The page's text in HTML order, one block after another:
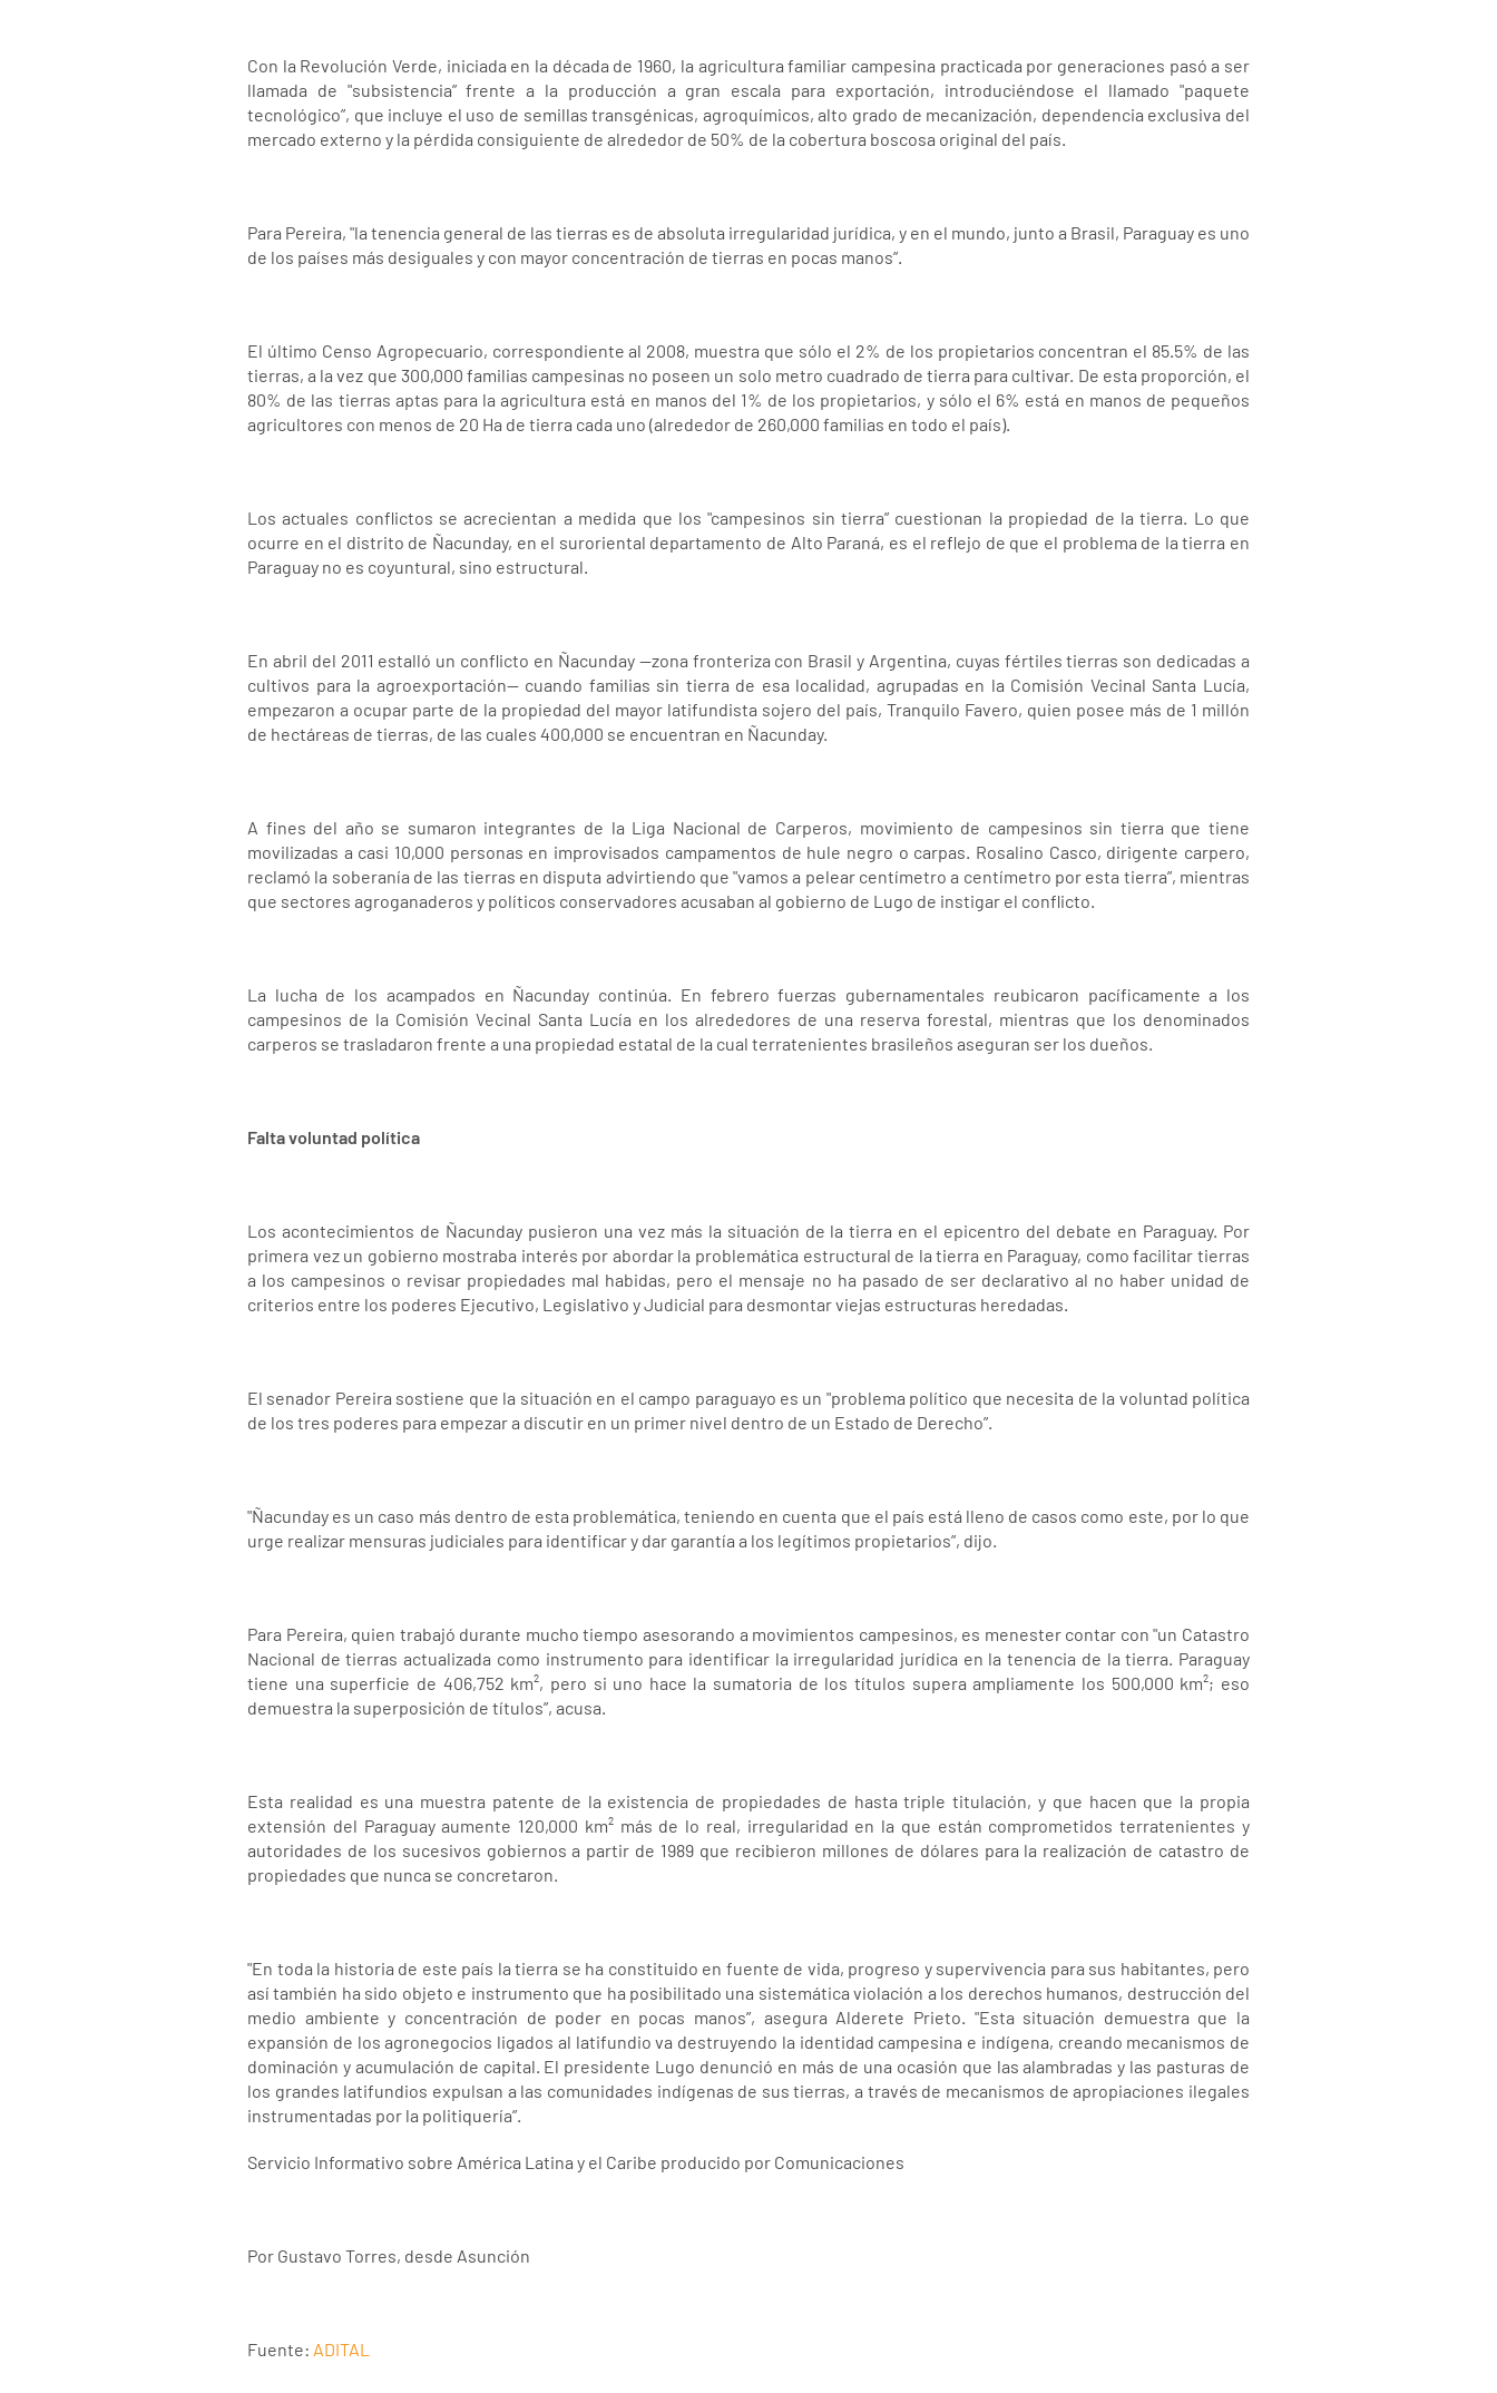
Con la Revolución Verde, iniciada en la década de 1960, la agricultura familiar campesina practicada por generaciones pasó a ser
llamada de "subsistencia” frente a la producción a gran escala para exportación, introduciéndose el llamado "paquete
tecnológico”, que incluye el uso de semillas transgénicas, agroquímicos, alto grado de mecanización, dependencia exclusiva del
mercado externo y la pérdida consiguiente de alrededor de 50% de la cobertura boscosa original del país.
Para Pereira, "la tenencia general de las tierras es de absoluta irregularidad jurídica, y en el mundo, junto a Brasil, Paraguay es uno
de los países más desiguales y con mayor concentración de tierras en pocas manos”.
El último Censo Agropecuario, correspondiente al 2008, muestra que sólo el 2% de los propietarios concentran el 85.5% de las
tierras, a la vez que 300,000 familias campesinas no poseen un solo metro cuadrado de tierra para cultivar. De esta proporción, el
80% de las tierras aptas para la agricultura está en manos del 1% de los propietarios, y sólo el 6% está en manos de pequeños
agricultores con menos de 20 Ha de tierra cada uno (alrededor de 260,000 familias en todo el país).
Los actuales conflictos se acrecientan a medida que los "campesinos sin tierra” cuestionan la propiedad de la tierra. Lo que
ocurre en el distrito de Ñacunday, en el suroriental departamento de Alto Paraná, es el reflejo de que el problema de la tierra en
Paraguay no es coyuntural, sino estructural.
En abril del 2011 estalló un conflicto en Ñacunday —zona fronteriza con Brasil y Argentina, cuyas fértiles tierras son dedicadas a
cultivos para la agroexportación— cuando familias sin tierra de esa localidad, agrupadas en la Comisión Vecinal Santa Lucía,
empezaron a ocupar parte de la propiedad del mayor latifundista sojero del país, Tranquilo Favero, quien posee más de 1 millón
de hectáreas de tierras, de las cuales 400,000 se encuentran en Ñacunday.
A fines del año se sumaron integrantes de la Liga Nacional de Carperos, movimiento de campesinos sin tierra que tiene
movilizadas a casi 10,000 personas en improvisados campamentos de hule negro o carpas. Rosalino Casco, dirigente carpero,
reclamó la soberanía de las tierras en disputa advirtiendo que "vamos a pelear centímetro a centímetro por esta tierra”, mientras
que sectores agroganaderos y políticos conservadores acusaban al gobierno de Lugo de instigar el conflicto.
La lucha de los acampados en Ñacunday continúa. En febrero fuerzas gubernamentales reubicaron pacíficamente a los
campesinos de la Comisión Vecinal Santa Lucía en los alrededores de una reserva forestal, mientras que los denominados
carperos se trasladaron frente a una propiedad estatal de la cual terratenientes brasileños aseguran ser los dueños.
Falta voluntad política
Los acontecimientos de Ñacunday pusieron una vez más la situación de la tierra en el epicentro del debate en Paraguay. Por
primera vez un gobierno mostraba interés por abordar la problemática estructural de la tierra en Paraguay, como facilitar tierras
a los campesinos o revisar propiedades mal habidas, pero el mensaje no ha pasado de ser declarativo al no haber unidad de
criterios entre los poderes Ejecutivo, Legislativo y Judicial para desmontar viejas estructuras heredadas.
El senador Pereira sostiene que la situación en el campo paraguayo es un "problema político que necesita de la voluntad política
de los tres poderes para empezar a discutir en un primer nivel dentro de un Estado de Derecho”.
"Ñacunday es un caso más dentro de esta problemática, teniendo en cuenta que el país está lleno de casos como este, por lo que
urge realizar mensuras judiciales para identificar y dar garantía a los legítimos propietarios”, dijo.
Para Pereira, quien trabajó durante mucho tiempo asesorando a movimientos campesinos, es menester contar con "un Catastro
Nacional de tierras actualizada como instrumento para identificar la irregularidad jurídica en la tenencia de la tierra. Paraguay
tiene una superficie de 406,752 km², pero si uno hace la sumatoria de los títulos supera ampliamente los 500,000 km²; eso
demuestra la superposición de títulos”, acusa.
Esta realidad es una muestra patente de la existencia de propiedades de hasta triple titulación, y que hacen que la propia
extensión del Paraguay aumente 120,000 km² más de lo real, irregularidad en la que están comprometidos terratenientes y
autoridades de los sucesivos gobiernos a partir de 1989 que recibieron millones de dólares para la realización de catastro de
propiedades que nunca se concretaron.
"En toda la historia de este país la tierra se ha constituido en fuente de vida, progreso y supervivencia para sus habitantes, pero
así también ha sido objeto e instrumento que ha posibilitado una sistemática violación a los derechos humanos, destrucción del
medio ambiente y concentración de poder en pocas manos”, asegura Alderete Prieto. "Esta situación demuestra que la
expansión de los agronegocios ligados al latifundio va destruyendo la identidad campesina e indígena, creando mecanismos de
dominación y acumulación de capital. El presidente Lugo denunció en más de una ocasión que las alambradas y las pasturas de
los grandes latifundios expulsan a las comunidades indígenas de sus tierras, a través de mecanismos de apropiaciones ilegales
instrumentadas por la politiquería”.
Servicio Informativo sobre América Latina y el Caribe producido por Comunicaciones
Por Gustavo Torres, desde Asunción
Fuente: ADITAL